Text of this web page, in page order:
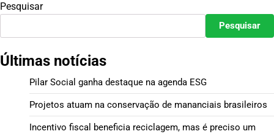
Pesquisar
Pesquisar
Últimas notícias
Pilar Social ganha destaque na agenda ESG
Projetos atuam na conservação de mananciais brasileiros
Incentivo fiscal beneficia reciclagem, mas é preciso um